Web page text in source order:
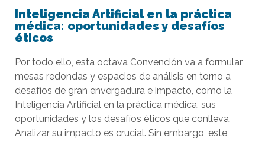
Inteligencia Artificial en la práctica
médica: oportunidades y desafíos
éticos
Por todo ello, esta octava Convención va a formular
mesas redondas y espacios de análisis en torno a
desafíos de gran envergadura e impacto, como la
Inteligencia Artificial en la práctica médica, sus
oportunidades y los desafíos éticos que conlleva.
Analizar su impacto es crucial. Sin embargo, este